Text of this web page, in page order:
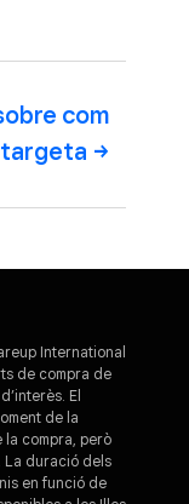
com
targeta
International
de compra de
El
de la
la compra, però
La duració dels
en funció de